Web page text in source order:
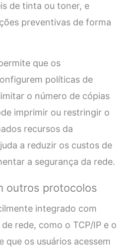
de tinta ou toner, e
preventivas de forma
que os
políticas de
o número de cópias
imprimir ou restringir o
recursos da
a reduzir os custos de
a segurança da rede.
outros protocolos
integrado com
rede, como o TCP/IP e o
que os usuários acessem